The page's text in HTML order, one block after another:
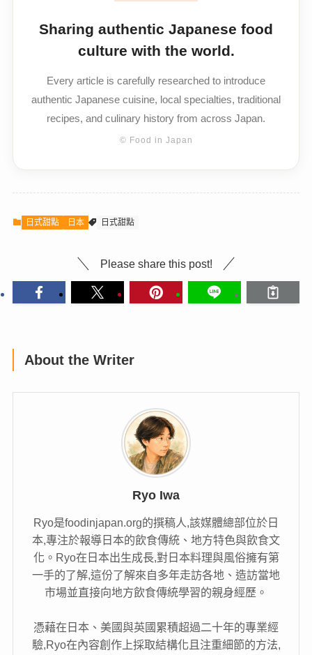
Sharing authentic Japanese food
culture with the world.
Every article is carefully researched to introduce
authentic Japanese cuisine, local specialties, traditional
recipes, and culinary history from across Japan.
© Food in Japan
日式甜點 日本 日式甜點
Please share this post!
About the Writer
Ryo Iwa
Ryo是foodinjapan.org的撰稿人,該媒體總部位於日
本,專注於報導日本的飲食傳統、地方特色與飲食文
化。Ryo在日本出生成長,對日本料理與風俗擁有第
一手的了解,這份了解來自多年走訪各地、造訪當地
市場並直接向地方飲食傳統學習的親身經歷。
憑藉在日本、美國與英國累積超過二十年的專業經
驗,Ryo在內容創作上採取結構化且注重細節的方法,